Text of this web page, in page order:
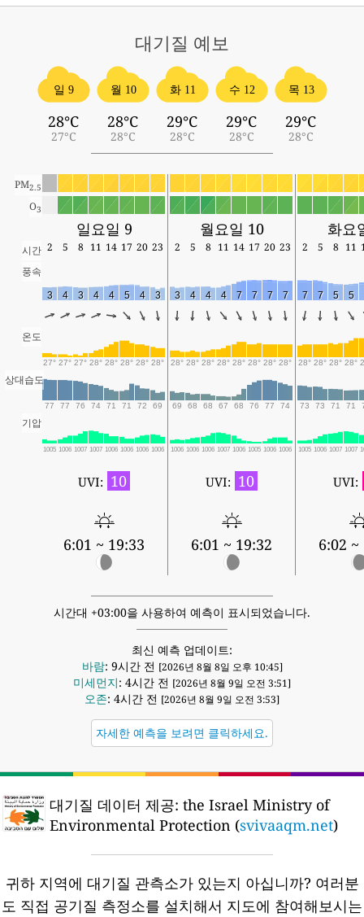
대기질 예보
일 9
28°C
27°C
월 10
28°C
28°C
화 11
29°C
28°C
수 12
29°C
28°C
목 13
29°C
28°C
PM2.5
O3
일요일 9 월요일 10 화요
시간 2 5 8 11 14 17 20 23 2 5 8 11 14 17 20 23 2 5 8 11
풍속
3 4 3 4 4 5 4 3 3 4 4 4 7 7 7 7 7 7 5 5
온도
27° 27° 27° 28° 28° 28° 28° 28° 28° 28° 28° 28° 28° 28° 28° 28° 28° 28° 28° 28°
상대습도
77 77 76 74 71 71 72 69 69 68 68 67 68 76 77 74 73 73 71 71
기압
1005 1006 1007 1007 1006 1006 1006 1006 1006 1006 1006 1007 1006 1005 1006 1006 1005 1006 1007 1007
UVI: 10
6:01 ~ 19:33
UVI: 10
6:01 ~ 19:32
UVI:
6:02 ~
시간대 +03:00을 사용하여 예측이 표시되었습니다.
최신 예측 업데이트:
바람: 9시간 전 [2026년 8월 8일 오후 10:45]
미세먼지: 4시간 전 [2026년 8월 9일 오전 3:51]
오존: 4시간 전 [2026년 8월 9일 오전 3:53]
자세한 예측을 보려면 클릭하세요.
대기질 데이터 제공: the Israel Ministry of
Environmental Protection (svivaaqm.net)
귀하 지역에 대기질 관측소가 있는지 아십니까? 여러분
도 직접 공기질 측정소를 설치해서 지도에 참여해보시는